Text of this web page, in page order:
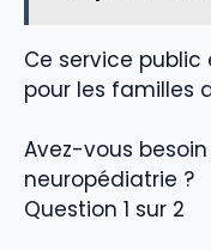
Ce service public
pour les familles
Avez-vous
neuropédiatrie ?
Question 1 sur 2